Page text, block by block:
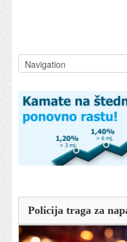
Policija traga za